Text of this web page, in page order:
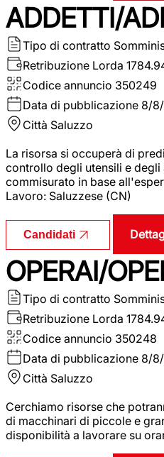
ADDETTI/
Tipo di contratto
Retribuzione Lorda
Codice annuncio 350249
Data di pubblicazione 8/
Città Saluzzo
La risorsa si occuperà di
controllo degli utensili e
commisurato in base
Lavoro: Saluzzese (CN)
Candidati
OPERAI/
Tipo di contratto
Retribuzione Lorda
Codice annuncio 350248
Data di pubblicazione 8/
Città Saluzzo
Cerchiamo risorse che
di macchinari di piccole e
disponibilità a lavorare su